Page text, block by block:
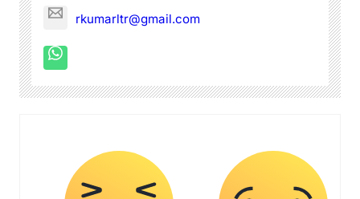
rkumarltr@gmail.com